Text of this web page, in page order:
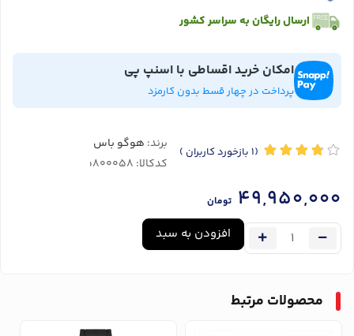
ارسال رایگان به سراسر کشور
امکان خرید اقساطی با اسنپ پی
پرداخت در چهار قسط بدون کارمزد
(1 بازخورد کاربران ) برند: هوگو باس
کدکالا:
49,950,000 تومان
افزودن به سبد
محصولات مرتبط